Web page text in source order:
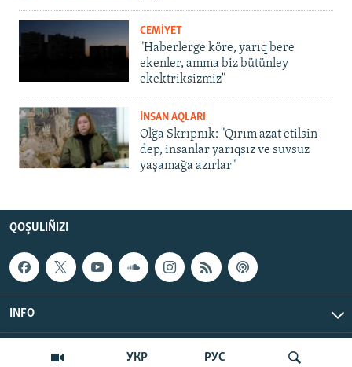
УКР РУС
CEMİYET
"Haberlerge köre, yarıq bere
ekenler, amma biz bütünley
ekektriksizmiz"
İNSAN AQLARI
Olğa Skrıpnık: "Qırım azat etilsin
dep, insanlar yarıqsız ve suvsuz
yaşamağa azırlar"
QOŞULIÑIZ!
INFO
© Qırım.Aqiqat, 2026 | All Rights Reserved.